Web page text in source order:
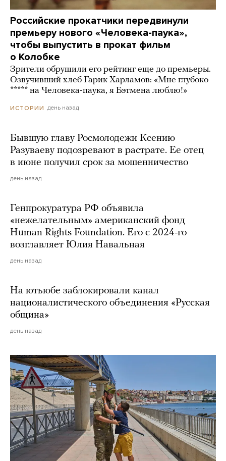
Российские прокатчики передвинули
премьеру нового «Человека-паука»,
чтобы выпустить в прокат фильм
о Колобке
Зрители обрушили его рейтинг еще до премьеры.
Озвучивший хлеб Гарик Харламов: «Мне глубоко
***** на Человека-паука, я Бэтмена люблю!»
ИСТОРИИ день назад
Бывшую главу Росмолодежи Ксению
Разуваеву подозревают в растрате. Ее отец
в июне получил срок за мошенничество
день назад
Генпрокуратура РФ объявила
«нежелательным» американский фонд
Human Rights Foundation. Его с 2024-го
возглавляет Юлия Навальная
день назад
На ютьюбе заблокировали канал
националистического объединения «Русская
община»
день назад